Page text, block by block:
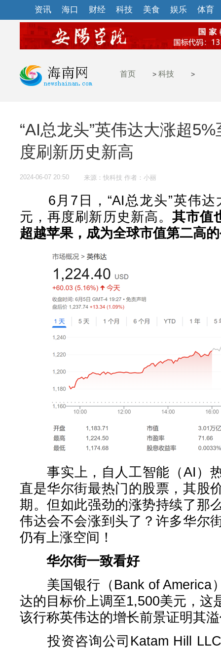
资讯 海口 财经 科技 美食 娱乐 体育
首页 > 科技 >
“AI总龙头”英伟达大涨超
度刷新历史新高
2024-06-07 20:50 来源：快科技 作者：小丽
6月7日，“AI总龙头”英伟达
元，再度刷新历史新高。 其市值
超越苹果，成为全球市值第二高
事实上，自人工智能（AI）
直是华尔街最热门的股票，其股
期。但如此强劲的涨势持续了那
伟达会不会涨到头了？许多华尔
仍有上涨空间！
华尔街一致看好
美国银行（Bank of America
达的目标价上调至1,500美元，这
该行称英伟达的增长前景证明其
投资咨询公司Katam Hill LLC